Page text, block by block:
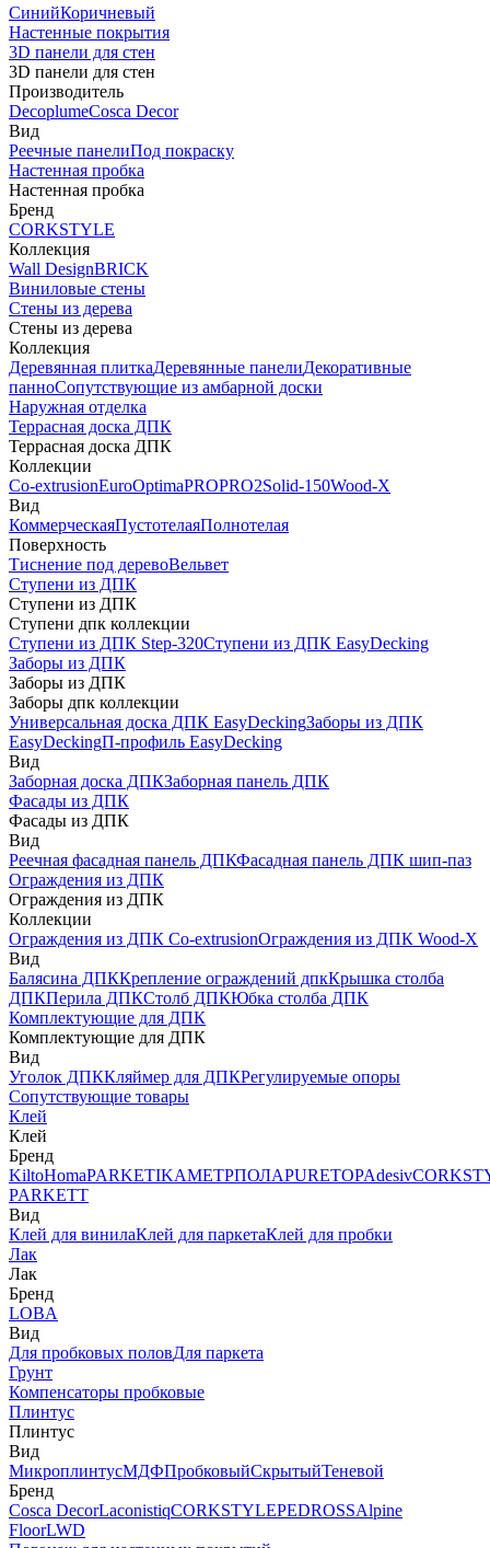
СинийКоричневый
Настенные покрытия
3D панели для стен
3D панели для стен
Производитель
DecoplumeCosca Decor
Вид
Реечные панелиПод покраску
Настенная пробка
Настенная пробка
Бренд
CORKSTYLE
Коллекция
Wall DesignBRICK
Виниловые стены
Стены из дерева
Стены из дерева
Коллекция
Деревянная плиткаДеревянные панелиДекоративные
панноСопутствующие из амбарной доски
Наружная отделка
Террасная доска ДПК
Террасная доска ДПК
Коллекции
Co-extrusionEuroOptimaPROPRO2Solid-150Wood-X
Вид
КоммерческаяПустотелаяПолнотелая
Поверхность
Тиснение под деревоВельвет
Ступени из ДПК
Ступени из ДПК
Ступени дпк коллекции
Ступени из ДПК Step-320Ступени из ДПК EasyDecking
Заборы из ДПК
Заборы из ДПК
Заборы дпк коллекции
Универсальная доска ДПК EasyDeckingЗаборы из ДПК
EasyDeckingП-профиль EasyDecking
Вид
Заборная доска ДПКЗаборная панель ДПК
Фасады из ДПК
Фасады из ДПК
Вид
Реечная фасадная панель ДПКФасадная панель ДПК шип-паз
Ограждения из ДПК
Ограждения из ДПК
Коллекции
Ограждения из ДПК Co-extrusionОграждения из ДПК Wood-X
Вид
Балясина ДПККрепление ограждений дпкКрышка столба
ДПКПерила ДПКСтолб ДПКЮбка столба ДПК
Комплектующие для ДПК
Комплектующие для ДПК
Вид
Уголок ДПККляймер для ДПКРегулируемые опоры
Сопутствующие товары
Клей
Клей
Бренд
KiltoHomaPARKETIKAМЕТРПОЛАPURETOPAdesiv
PARKETT
Вид
Клей для винилаКлей для паркетаКлей для пробки
Лак
Лак
Бренд
LOBA
Вид
Для пробковых половДля паркета
Грунт
Компенсаторы пробковые
Плинтус
Плинтус
Вид
МикроплинтусМДФПробковыйСкрытыйТеневой
Бренд
Cosca DecorLaconistiqCORKSTYLEPEDROSSAlpine
FloorLWD